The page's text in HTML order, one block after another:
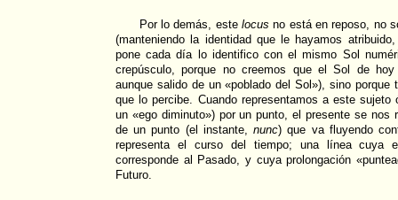
Por lo demás, este locus no está en reposo, no
(manteniendo la identidad que le hayamos
pone cada día lo identifico con el mismo Sol
crepúsculo, porque no creemos que el Sol de
aunque salido de un «poblado del Sol»), sino porque
que lo percibe. Cuando representamos a este sujeto
un «ego diminuto») por un punto, el presente se nos
de un punto (el instante,nunc) que va fluyendo
representa el curso del tiempo; una línea cuya
corresponde al Pasado, y cuya prolongación
Futuro.